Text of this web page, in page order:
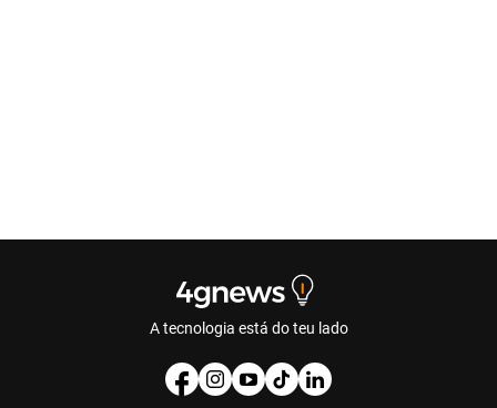
A tecnologia está do teu lado